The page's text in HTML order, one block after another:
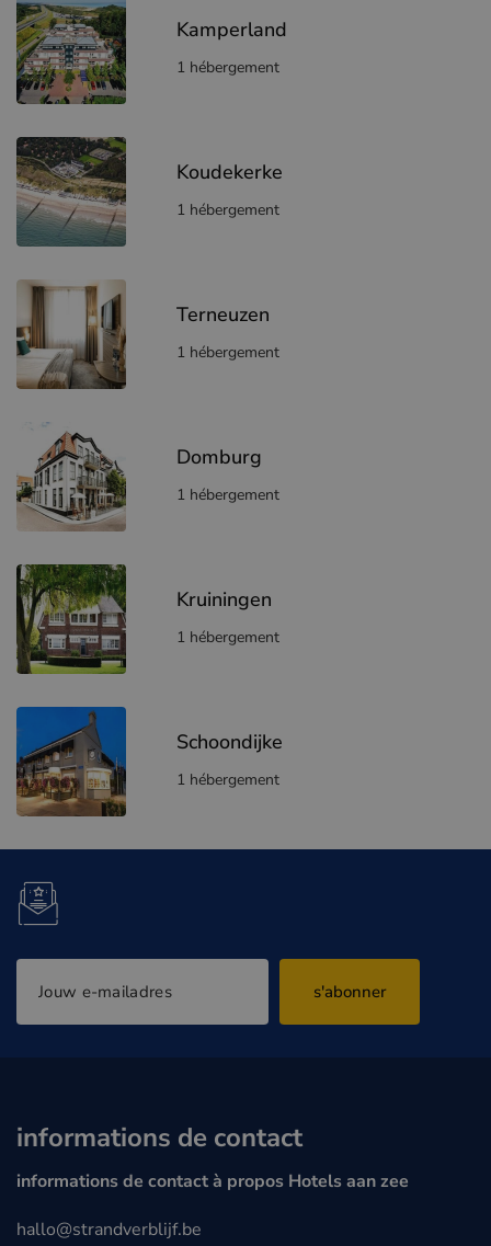
Kamperland
1 hébergement
Koudekerke
1 hébergement
Terneuzen
1 hébergement
Domburg
1 hébergement
Kruiningen
1 hébergement
Schoondijke
1 hébergement
s'abonner
informations de contact
informations de contact à propos Hotels aan zee
hallo@strandverblijf.be